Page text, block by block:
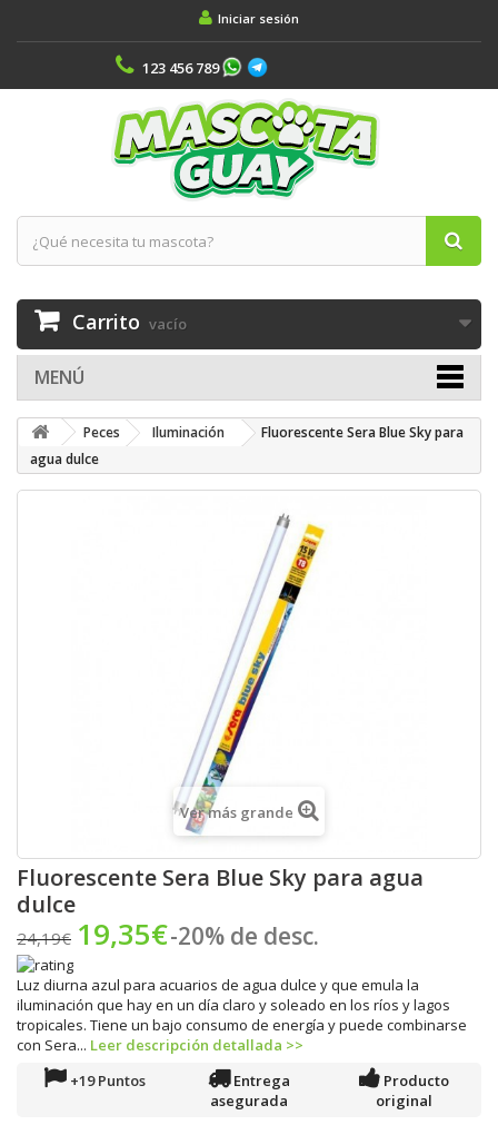
Iniciar sesión
123 456 789
Carrito vacío
MENÚ
Peces Iluminación
Fluorescente Sera Blue Sky para
agua dulce
Ver más grande
Fluorescente Sera Blue Sky para agua
dulce
24,19€ 19,35€-20% de desc.
Luz diurna azul para acuarios de agua dulce y que emula la
iluminación que hay en un día claro y soleado en los ríos y lagos
tropicales. Tiene un bajo consumo de energía y puede combinarse
con Sera... Leer descripción detallada >>
+19 Puntos
Entrega
asegurada
Producto
original